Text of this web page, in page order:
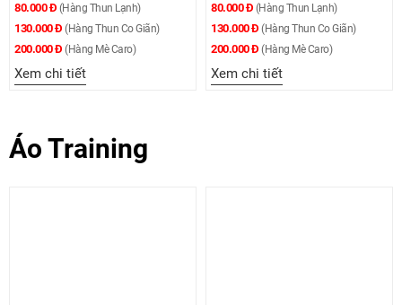
80.000 Đ (Hàng Thun Lạnh)
130.000 Đ (Hàng Thun Co Giãn)
200.000 Đ (Hàng Mè Caro)
Xem chi tiết
80.000 Đ (Hàng Thun Lạnh)
130.000 Đ (Hàng Thun Co Giãn)
200.000 Đ (Hàng Mè Caro)
Xem chi tiết
Áo Training